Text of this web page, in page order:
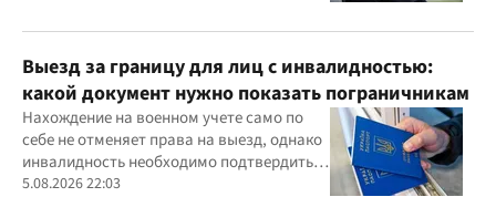
Выезд за границу для лиц с инвалидностью:
какой документ нужно показать пограничникам
Нахождение на военном учете само по
себе не отменяет права на выезд, однако
инвалидность необходимо подтвердить
документально
5.08.2026 22:03